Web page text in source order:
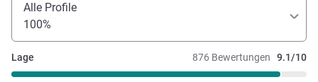
Alle Profile
100%
876 Bewertungen 9.1/10
Lage